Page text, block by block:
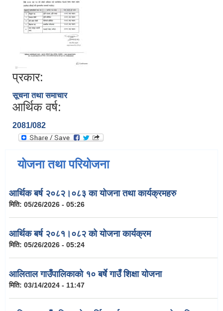
प्रकार:
सूचना तथा समाचार
आर्थिक वर्ष:
2081/082
योजना तथा परियोजना
आर्थिक बर्ष २०८२।०८३ का योजना तथा कार्यक्रमहरु
मिति: 05/26/2026 - 05:26
आर्थिक बर्ष २०८१।०८२ को योजना कार्यक्रम
मिति: 05/26/2026 - 05:24
आलिताल गाउँपालिकाको १० बर्षे गाउँ शिक्षा योजना
मिति: 03/14/2024 - 11:47